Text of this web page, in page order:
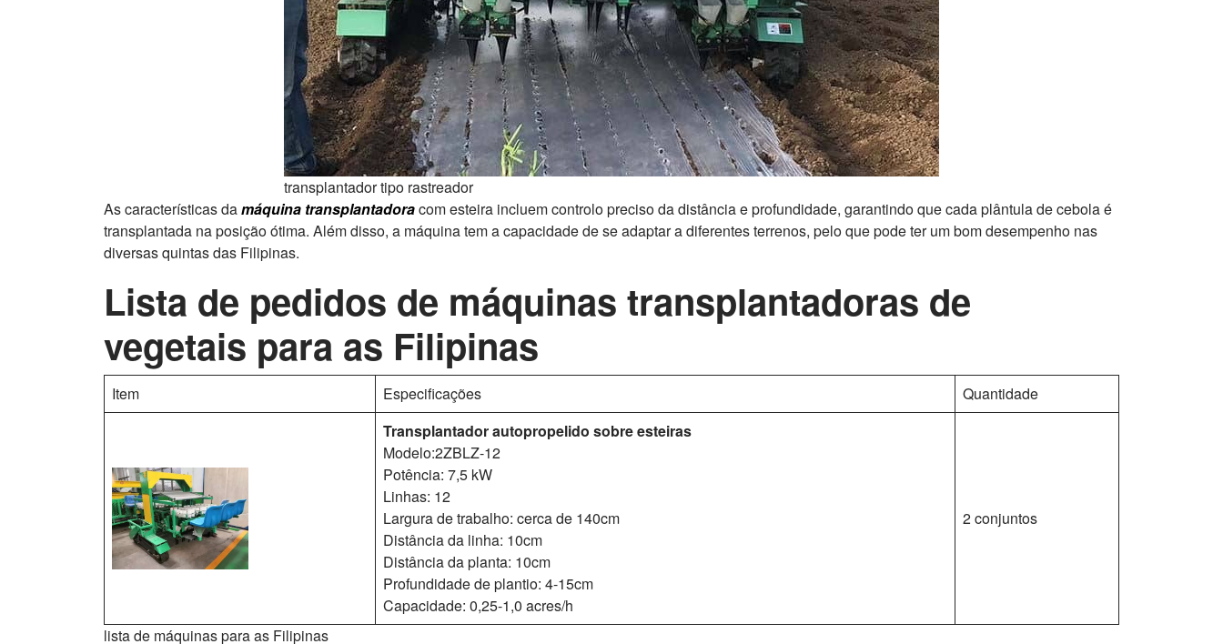
transplantador tipo rastreador
As características damáquina transplantadoracom esteira incluem controlo preciso da distância e profundidade, garantindo que cada plântula de cebola é
transplantada na posição ótima. Além disso, a máquina tem a capacidade de se adaptar a diferentes terrenos, pelo que pode ter um bom desempenho nas
diversas quintas das Filipinas.
Lista de pedidos de máquinas transplantadoras de
vegetais para as Filipinas
Item Especificações
Quantidade
Transplantador autopropelido sobre esteiras
Modelo:2ZBLZ-12
Potência: 7,5 kW
Linhas: 12
Largura de trabalho: cerca de 140cm
Distância da linha: 10cm
Distância da planta: 10cm
Profundidade de plantio: 4-15cm
Capacidade: 0,25-1,0 acres/h
2 conjuntos
lista de máquinas para as Filipinas